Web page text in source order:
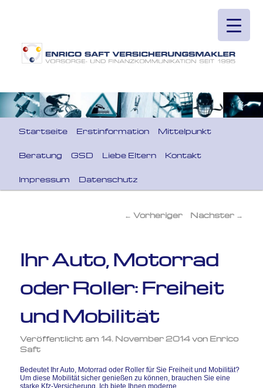
Zum primären Inhalt springen
Startseite Erstinformation
Mittelpunkt
Beratung
GSD Liebe Eltern
Kontakt
Impressum
Datenschutz
Beitragsnavigation
← Vorheriger Nächster →
Ihr Auto, Motorrad
oder Roller: Freiheit
und Mobilität
Veröffentlicht am 14. November 2014vonEnrico
Saft
Bedeutet Ihr Auto, Motorrad oder Roller für Sie Freiheit und Mobilität?
Um diese Mobilität sicher genießen zu können, brauchen Sie eine